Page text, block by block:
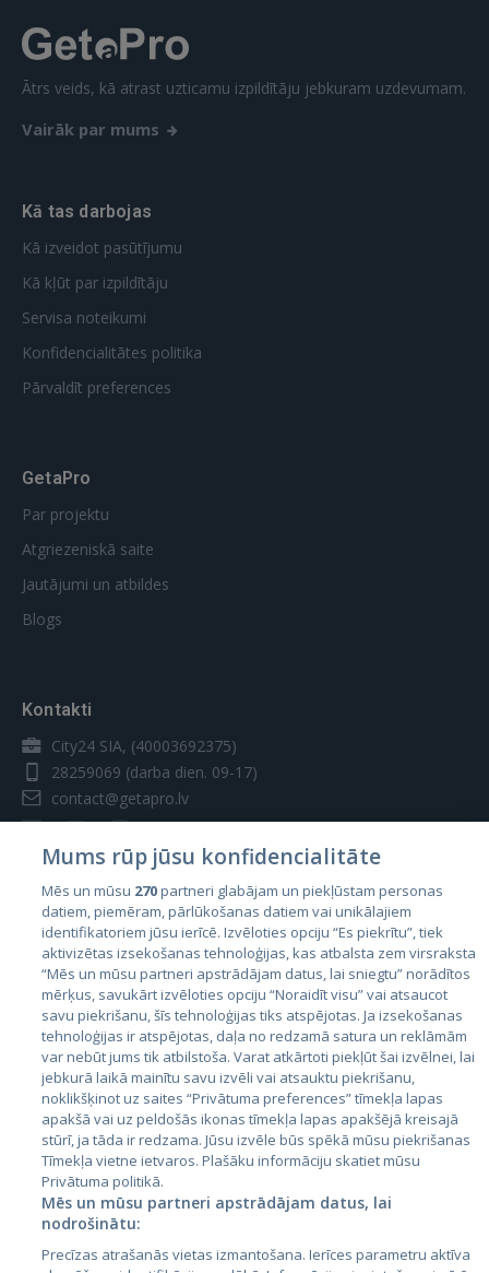
 Sign in with Apple
Vēl neesat reģistrējies?
Ātrs veids, kā atrast uzticamu izpildītāju jebkuram uzdevumam.
Vairāk par mums
Kā tas darbojas
Kā izveidot pasūtījumu
Kā kļūt par izpildītāju
Servisa noteikumi
Konfidencialitātes politika
Pārvaldīt preferences
GetaPro
Par projektu
Atgriezeniskā saite
Jautājumi un atbildes
Blogs
Kontakti
City24 SIA, (40003692375)
28259069 (darba dien. 09-17)
contact@getapro.lv
Valstis
Igaunija
Latvija
Lietuva
City24.lv
City24.ee
Kainos.lt
Mums rūp jūsu konfidencialitāte
Mēs un mūsu 270partneri glabājam un piekļūstam personas
datiem, piemēram, pārlūkošanas datiem vai unikālajiem
identifikatoriem jūsu ierīcē. Izvēloties opciju “Es piekrītu”, tiek
aktivizētas izsekošanas tehnoloģijas, kas atbalsta zem virsraksta
“Mēs un mūsu partneri apstrādājam datus, lai sniegtu” norādītos
mērķus, savukārt izvēloties opciju “Noraidīt visu” vai atsaucot
savu piekrišanu, šīs tehnoloģijas tiks atspējotas. Ja izsekošanas
tehnoloģijas ir atspējotas, daļa no redzamā satura un reklāmām
var nebūt jums tik atbilstoša. Varat atkārtoti piekļūt šai izvēlnei, lai
jebkurā laikā mainītu savu izvēli vai atsauktu piekrišanu,
noklikšķinot uz saites “Privātuma preferences” tīmekļa lapas
apakšā vai uz peldošās ikonas tīmekļa lapas apakšējā kreisajā
stūrī, ja tāda ir redzama. Jūsu izvēle būs spēkā mūsu piekrišanas
Tīmekļa vietne ietvaros. Plašāku informāciju skatiet mūsu
Privātuma politikā.
Mēs un mūsu partneri apstrādājam datus, lai
nodrošinātu:
Precīzas atrašanās vietas izmantošana. Ierīces parametru aktīva